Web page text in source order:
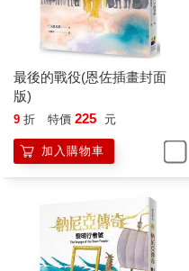
「她兩隻眼睛斜眼，又有雀
「噢，可憐的女孩。」露西說。
「我們離開格爾瑪，」垂尼
划了兩天，後來又起風了，
瑞賓西亞，但是他們的國王
他們那裡正在流行傳染病，
的一個小港灣中下錨。接著
向七島。第三天，我們遇上
導自演），但是它一發現我
「真該追上去，登上他們的
「—又過了五天，我們看見妙
最後的戰役(恩佐插畫封面
版)
9 折 特價 225 元
加入購物車